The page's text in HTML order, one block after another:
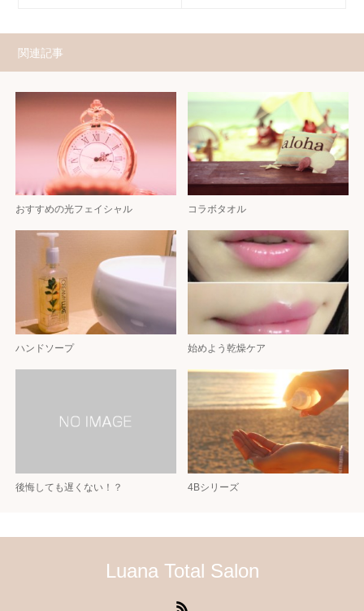
関連記事
おすすめの光フェイシャル コラボタオル
ハンドソープ 始めよう乾燥ケア
後悔しても遅くない！？ 4Bシリーズ
Luana Total Salon